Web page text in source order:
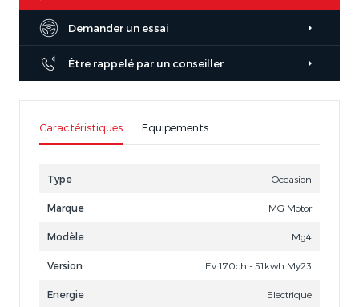
Demander un essai
Être rappelé par un conseiller
Caractéristiques Equipements
Type Occasion
Marque MG Motor
Modèle Mg4
Version Ev 170ch - 51kwh My23
Energie Electrique